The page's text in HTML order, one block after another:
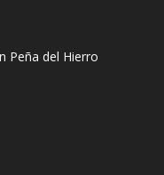
Peña del Hierro